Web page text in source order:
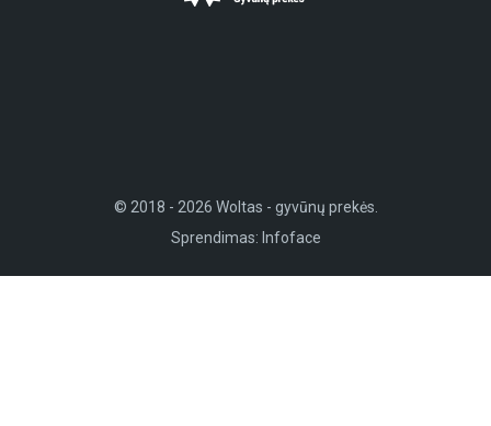
© 2018 - 2026 Woltas - gyvūnų prekės.
Sprendimas: Infoface